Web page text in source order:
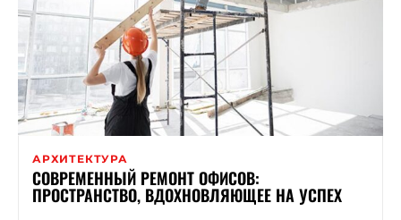
АРХИТЕКТУРА
СОВРЕМЕННЫЙ РЕМОНТ ОФИСОВ:
ПРОСТРАНСТВО, ВДОХНОВЛЯЮЩЕЕ НА УСПЕХ